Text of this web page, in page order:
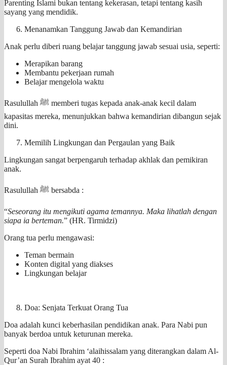
Parenting Islami bukan tentang kekerasan, tetapi tentang kasih
sayang yang mendidik.
Menanamkan Tanggung Jawab dan Kemandirian
Anak perlu diberi ruang belajar tanggung jawab sesuai usia, seperti:
Merapikan barang
Membantu pekerjaan rumah
Belajar mengelola waktu
Rasulullah ﷺ memberi tugas kepada anak-anak kecil dalam
kapasitas mereka, menunjukkan bahwa kemandirian dibangun sejak
dini.
Memilih Lingkungan dan Pergaulan yang Baik
Lingkungan sangat berpengaruh terhadap akhlak dan pemikiran
anak.
Rasulullah ﷺ bersabda :
“Seseorang itu mengikuti agama temannya. Maka lihatlah dengan
siapa ia berteman.” (HR. Tirmidzi)
Orang tua perlu mengawasi:
Teman bermain
Konten digital yang diakses
Lingkungan belajar
Doa: Senjata Terkuat Orang Tua
Doa adalah kunci keberhasilan pendidikan anak. Para Nabi pun
banyak berdoa untuk keturunan mereka.
Seperti doa Nabi Ibrahim ‘alaihissalam yang diterangkan dalam Al-
Qur’an Surah Ibrahim ayat 40 :